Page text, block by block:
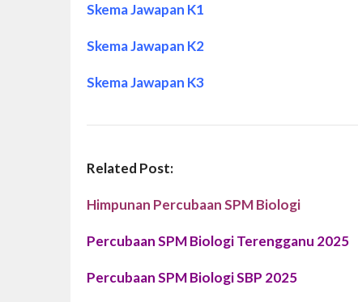
Skema Jawapan K1
Skema Jawapan K2
Skema Jawapan K3
Related Post:
Himpunan Percubaan SPM Biologi
Percubaan SPM Biologi Terengganu 2025
Percubaan SPMBiologiSBP 2025